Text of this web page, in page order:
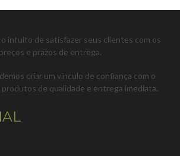
intuito de satisfazer seus clientes com os
e prazos de entrega.
criar um vínculo de confiança com o
de qualidade e entrega imediata.